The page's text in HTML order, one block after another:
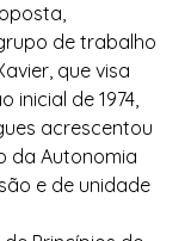
de trabalho
que visa
inicial de 1974,
acrescentou
da Autonomia
e de unidade